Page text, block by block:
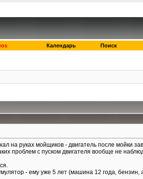
Календарь Поиск
на руках мойщиков - двигатель после мойки
проблем с пуском двигателя вообще не
- ему уже 5 лет (машина 12 года, бензин,